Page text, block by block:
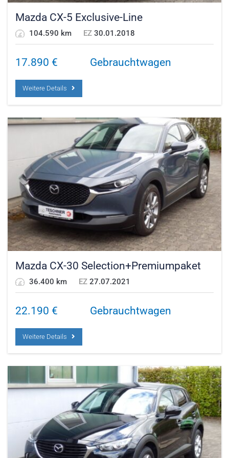
Mazda CX-5 Exclusive-Line
104.590 km EZ 30.01.2018
17.890 € Gebrauchtwagen
Weitere Details
Mazda CX-30 Selection+Premiumpaket
36.400 km EZ 27.07.2021
22.190 € Gebrauchtwagen
Weitere Details